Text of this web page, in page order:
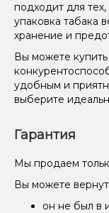
подходит для
упаковка табака
хранение и
Вы можете
удобным и
выберите
Гарантия
Мы продаем
Вы можете
он не был в